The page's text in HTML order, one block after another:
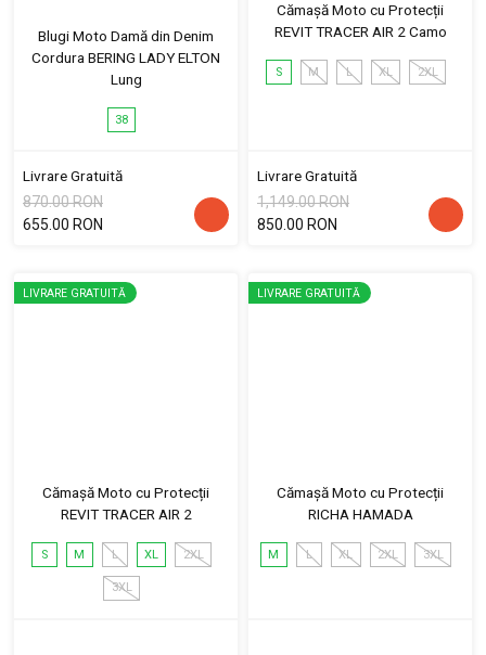
Blugi Moto Damă din Denim
Cordura BERING LADY ELTON
Lung
38
Livrare Gratuită
870.00 RON
655.00 RON
Cămașă Moto cu Protecții
REVIT TRACER AIR 2 Camo
S M L XL 2XL
Livrare Gratuită
1,149.00 RON
850.00 RON
LIVRARE GRATUITĂ
Cămașă Moto cu Protecții
REVIT TRACER AIR 2
S M L XL 2XL
3XL
LIVRARE GRATUITĂ
Cămașă Moto cu Protecții
RICHA HAMADA
M L XL 2XL 3XL